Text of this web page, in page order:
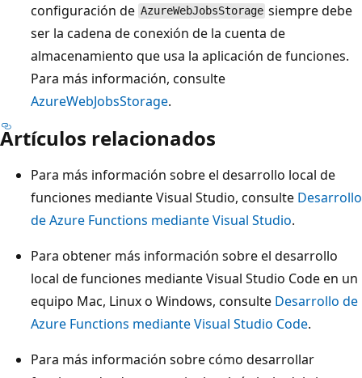
configuración de AzureWebJobsStorage siempre debe
ser la cadena de conexión de la cuenta de
almacenamiento que usa la aplicación de funciones.
Para más información, consulte
AzureWebJobsStorage.
Artículos relacionados
Para más información sobre el desarrollo local de
funciones mediante Visual Studio, consulte Desarrollo
de Azure Functions mediante Visual Studio.
Para obtener más información sobre el desarrollo
local de funciones mediante Visual Studio Code en un
equipo Mac, Linux o Windows, consulte Desarrollo de
Azure Functions mediante Visual Studio Code.
Para más información sobre cómo desarrollar